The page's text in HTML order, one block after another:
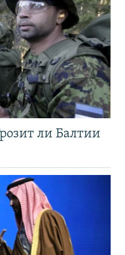
ли Балтии